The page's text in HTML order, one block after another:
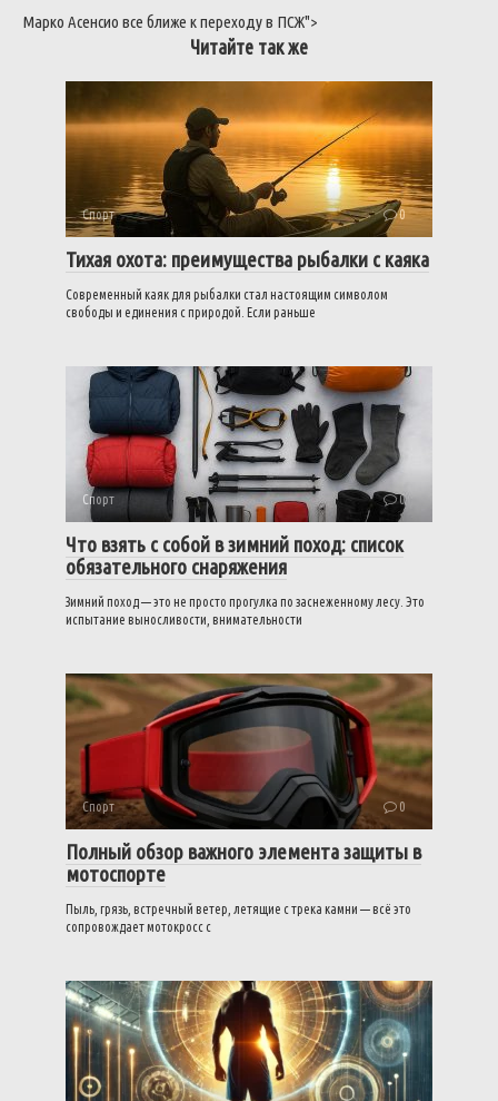
Марко Асенсио все ближе кпереходув ПСЖ">
Читайте так же
Спорт 0
Тихая охота: преимущества рыбалки с каяка
Современный каяк для рыбалки стал настоящим символом
свободы и единения с природой. Если раньше
Спорт 0
Что взять с собой в зимний поход: список
обязательного снаряжения
Зимний поход — это не просто прогулка по заснеженному лесу. Это
испытание выносливости, внимательности
Спорт 0
Полный обзор важного элемента защиты в
мотоспорте
Пыль, грязь, встречный ветер, летящие с трека камни — всё это
сопровождает мотокросс с